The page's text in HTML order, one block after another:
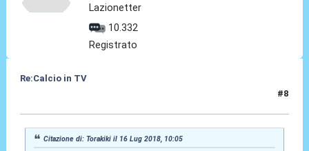
Lazionetter
10.332
Registrato
Re:Calcio in TV
#8
Citazione di: Torakiki il 16 Lug 2018, 10:05